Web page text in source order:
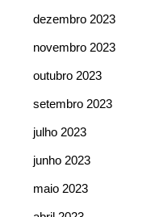
dezembro 2023
novembro 2023
outubro 2023
setembro 2023
julho 2023
junho 2023
maio 2023